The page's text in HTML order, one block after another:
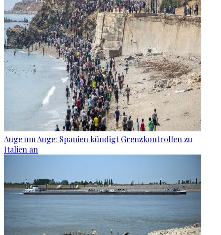
Auge um Auge: Spanien kündigt Grenzkontrollen zu
Italien an